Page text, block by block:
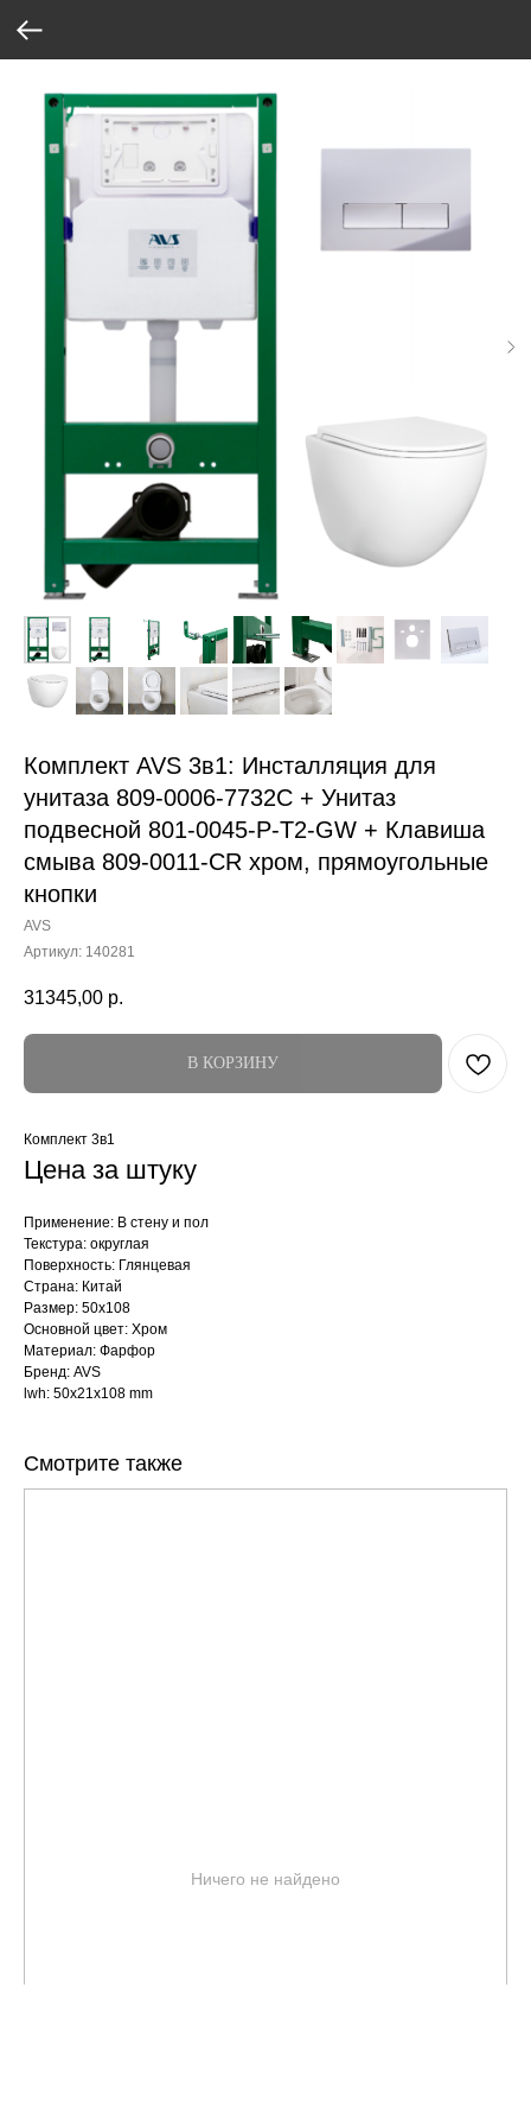
Комплект AVS 3в1: Инсталляция для
унитаза 809-0006-7732C + Унитаз
подвесной 801-0045-P-T2-GW + Клавиша
смыва 809-0011-CR хром, прямоугольные
кнопки
AVS
Артикул: 140281
31345,00 р.
В КОРЗИНУ
Комплект 3в1
Цена за штуку
Применение: В стену и пол
Текстура: округлая
Поверхность: Глянцевая
Страна: Китай
Размер: 50x108
Основной цвет: Хром
Материал: Фарфор
Бренд: AVS
lwh: 50x21x108 mm
Смотрите также
Ничего не найдено